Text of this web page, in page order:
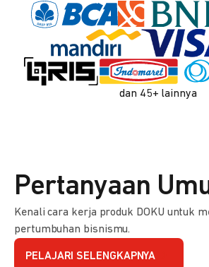
dan 45+ lainnya
Pertanyaan
Kenali cara kerja produk DOKU untuk
pertumbuhan bisnismu.
PELAJARI SELENGKAPNYA